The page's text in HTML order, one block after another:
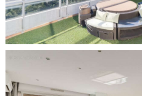
exposé sont disponibles sur
www.georisques.gouv.fr
contacter Eliane Aknin